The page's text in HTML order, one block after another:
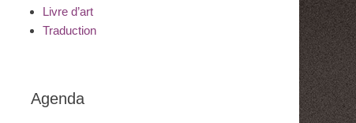
Livre d’art
Traduction
Agenda